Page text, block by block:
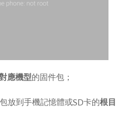
應機型的固件包；
放到手機記憶體或SD卡的根目